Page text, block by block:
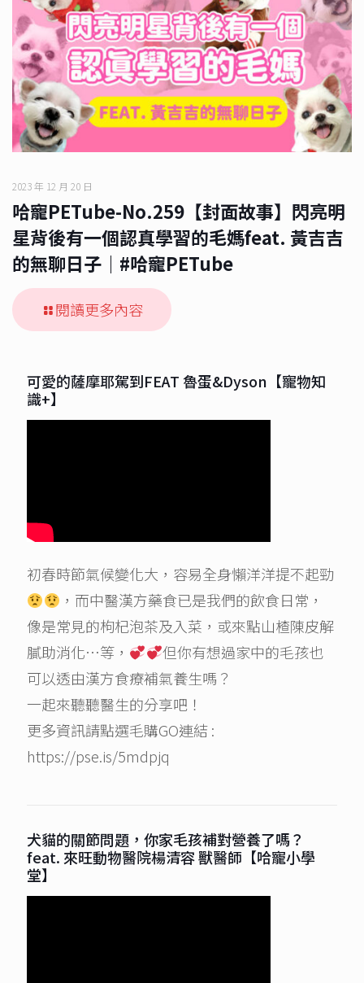
2023 年 12 月 20 日
哈寵PETube-No.259【封面故事】閃亮明
星背後有一個認真學習的毛媽feat. 黃吉吉
的無聊日子｜#哈寵PETube
閱讀更多內容
可愛的薩摩耶駕到FEAT 魯蛋&Dyson【寵物知
識+】
初春時節氣候變化大，容易全身懶洋洋提不起勁
，而中醫漢方藥食已是我們的飲食日常，
像是常見的枸杞泡茶及入菜，或來點山楂陳皮解
膩助消化…等，
但你有想過家中的毛孩也
可以透由漢方食療補氣養生嗎？
一起來聽聽醫生的分享吧！
更多資訊請點選毛購GO連結 :
https://pse.is/5mdpjq
犬貓的關節問題，你家毛孩補對營養了嗎？
feat. 來旺動物醫院楊清容 獸醫師【哈寵小學
堂】